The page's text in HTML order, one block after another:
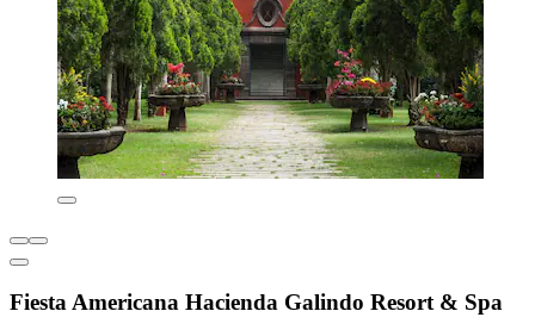
Fiesta Americana Hacienda Galindo Resort & Spa